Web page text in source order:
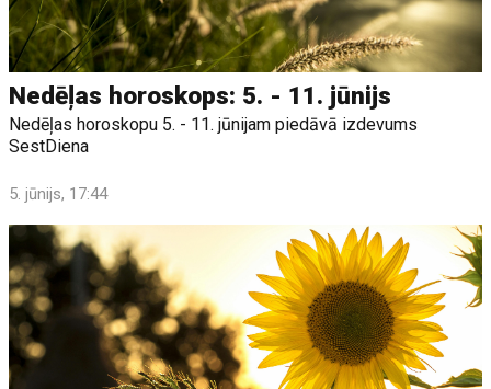
Nedēļas horoskops: 5. - 11. jūnijs
Nedēļas horoskopu 5. - 11. jūnijam piedāvā izdevums
SestDiena
5. jūnijs, 17:44